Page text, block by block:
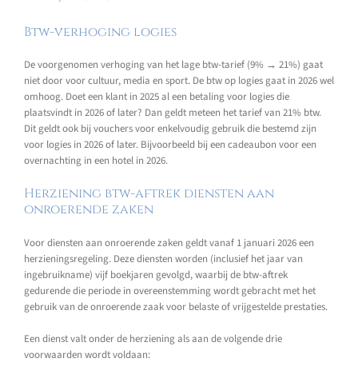
Btw-verhoging logies
De voorgenomen verhoging van het lage btw-tarief (9% → 21%) gaat
niet door voor cultuur, media en sport. De btw op logies gaat in 2026 wel
omhoog. Doet een klant in 2025 al een betaling voor logies die
plaatsvindt in 2026 of later? Dan geldt meteen het tarief van 21% btw.
Dit geldt ook bij vouchers voor enkelvoudig gebruik die bestemd zijn
voor logies in 2026 of later. Bijvoorbeeld bij een cadeaubon voor een
overnachting in een hotel in 2026.
Herziening btw-aftrek diensten aan
onroerende zaken
Voor diensten aan onroerende zaken geldt vanaf 1 januari 2026 een
herzieningsregeling. Deze diensten worden (inclusief het jaar van
ingebruikname) vijf boekjaren gevolgd, waarbij de btw-aftrek
gedurende die periode in overeenstemming wordt gebracht met het
gebruik van de onroerende zaak voor belaste of vrijgestelde prestaties.
Een dienst valt onder de herziening als aan de volgende drie
voorwaarden wordt voldaan: